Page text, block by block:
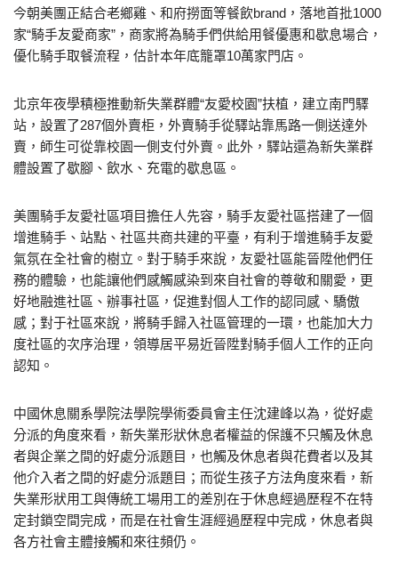
今朝美團正結合老鄉雞、和府撈面等餐飲brand，落地首批1000
家“騎手友愛商家”，商家將為騎手們供給用餐優惠和歇息場合，
優化騎手取餐流程，估計本年底籠罩10萬家門店。
北京年夜學積極推動新失業群體“友愛校園”扶植，建立南門驛
站，設置了287個外賣柜，外賣騎手從驛站靠馬路一側送達外
賣，師生可從靠校園一側支付外賣。此外，驛站還為新失業群
體設置了歇腳、飲水、充電的歇息區。
美團騎手友愛社區項目擔任人先容，騎手友愛社區搭建了一個
增進騎手、站點、社區共商共建的平臺，有利于增進騎手友愛
氣氛在全社會的樹立。對于騎手來說，友愛社區能晉陞他們任
務的體驗，也能讓他們感觸感染到來自社會的尊敬和關愛，更
好地融進社區、辦事社區，促進對個人工作的認同感、驕傲
感；對于社區來說，將騎手歸入社區管理的一環，也能加大力
度社區的次序治理，領導居平易近晉陞對騎手個人工作的正向
認知。
中國休息關系學院法學院學術委員會主任沈建峰以為，從好處
分派的角度來看，新失業形狀休息者權益的保護不只觸及休息
者與企業之間的好處分派題目，也觸及休息者與花費者以及其
他介入者之間的好處分派題目；而從生孩子方法角度來看，新
失業形狀用工與傳統工場用工的差別在于休息經過歷程不在特
定封鎖空間完成，而是在社會生涯經過歷程中完成，休息者與
各方社會主體接觸和來往頻仍。